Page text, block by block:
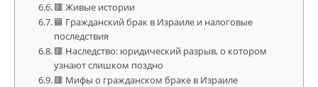
🟥 Живые истории
🟦 Гражданский брак в Израиле и налоговые
последствия
🟥 Наследство: юридический разрыв, о котором
узнают слишком поздно
🟥 Мифы о гражданском браке в Израиле